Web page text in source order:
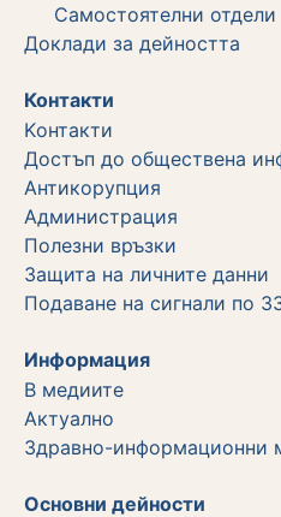
Самостоятелни отдели
Дoклади за дейността
Контакти
Kонтакти
Достъп до обществена
Aнтикорупция
Администрация
Полезни връзки
Защита на личните данни
Подаване на сигнали по
Информация
В медиите
Актуално
Здравно-информационни
Основни дейности